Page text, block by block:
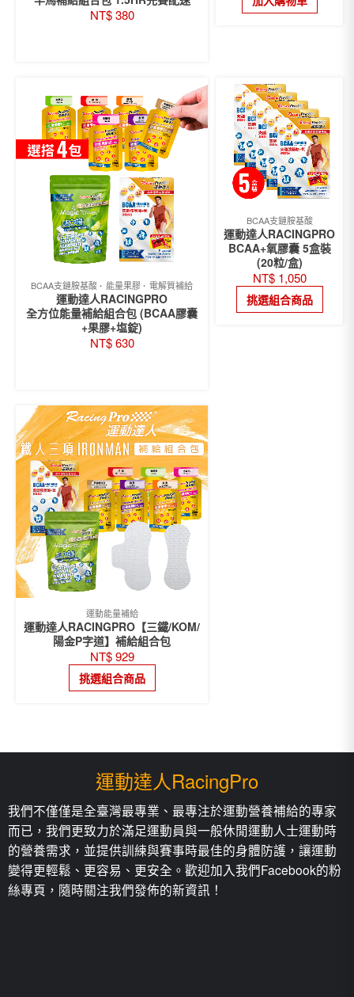
NT$380
多
種
款
式。
可
在
產
品
頁
面
選
選
項
BCAA支鏈胺基酸 能量果膠 電解質補給
運動達人RACINGPRO
全方位能量補給組合包 (BCAA膠囊
+果膠+塩錠)
NT$630
BCAA支鏈胺基酸
運動達人RACINGPRO
BCAA+氧膠囊 5盒裝
(20粒/盒)
NT$1,050
挑選組合商品
運動能量補給
運動達人RACINGPRO【三鐵/KOM/
陽金P字道】補給組合包
NT$929
挑選組合商品
運動達人RacingPro
我們不僅僅是全臺灣最專業、最專注於運動營養補給的專家
而已，我們更致力於滿足運動員與一般休閒運動人士運動時
的營養需求，並提供訓練與賽事時最佳的身體防護，讓運動
變得更輕鬆、更容易、更安全。歡迎加入我們Facebook的粉
絲專頁，隨時關注我們發佈的新資訊！